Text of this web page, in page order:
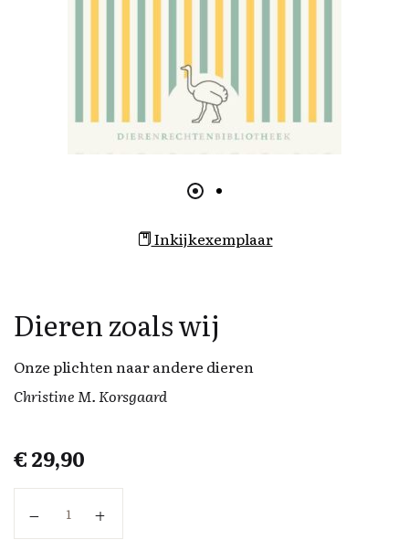
Inkijkexemplaar
Dieren zoals wij
Onze plichten naar andere dieren
Christine M. Korsgaard
€29,90